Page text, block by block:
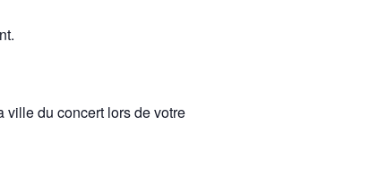
ville du concert lors de votre